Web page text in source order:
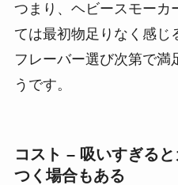
つまり、ヘビースモーカ
ては最初物足りなく感じ
フレーバー選び次第で満
うです。
コスト – 吸いすぎる
つく場合もある